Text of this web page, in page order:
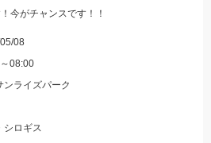
今がチャンスです！！
08
08:00
ンライズパーク
シロギス